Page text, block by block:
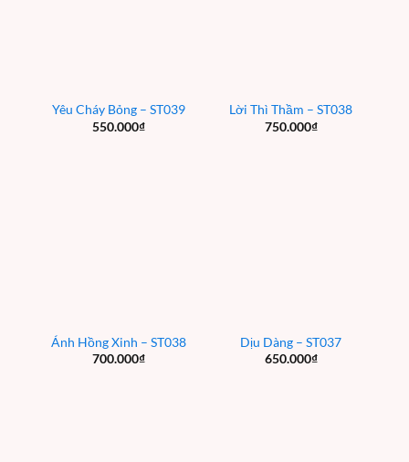
Yêu Cháy Bỏng – ST039
550.000₫
Lời Thì Thầm – ST038
750.000₫
Ánh Hồng Xinh – ST038
700.000₫
Dịu Dàng – ST037
650.000₫